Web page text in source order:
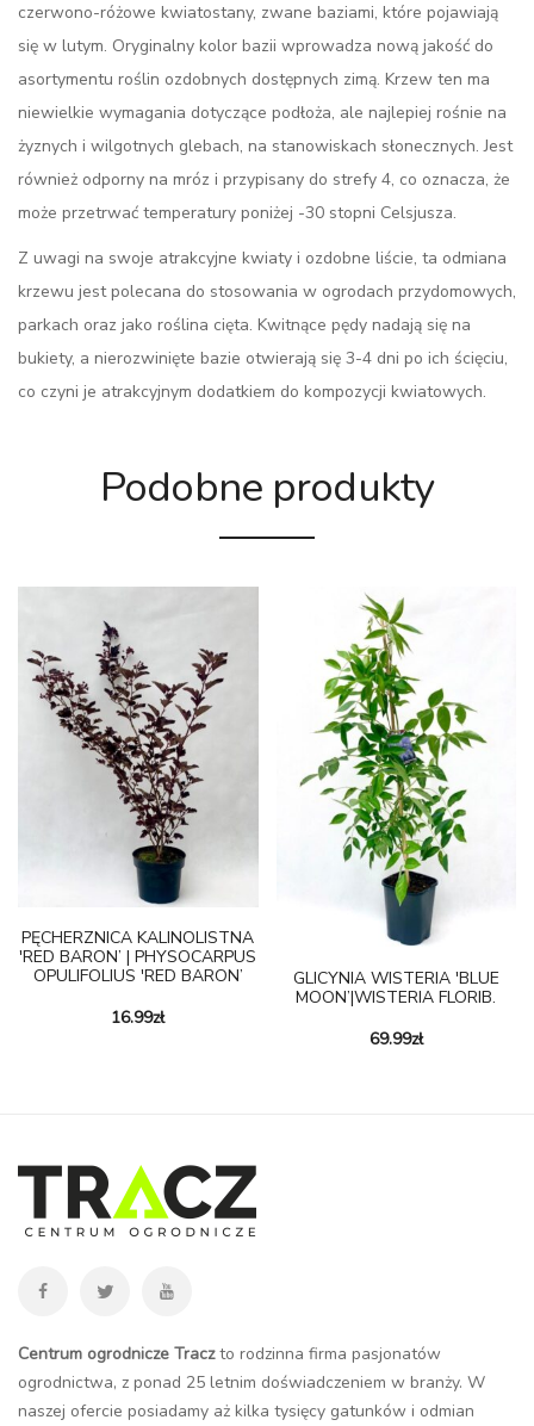
czerwono-różowe kwiatostany, zwane baziami, które pojawiają
się w lutym. Oryginalny kolor bazii wprowadza nową jakość do
asortymentu roślin ozdobnych dostępnych zimą. Krzew ten ma
niewielkie wymagania dotyczące podłoża, ale najlepiej rośnie na
żyznych i wilgotnych glebach, na stanowiskach słonecznych. Jest
również odporny na mróz i przypisany do strefy 4, co oznacza, że
może przetrwać temperatury poniżej -30 stopni Celsjusza.
Z uwagi na swoje atrakcyjne kwiaty i ozdobne liście, ta odmiana
krzewu jest polecana do stosowania w ogrodach przydomowych,
parkach oraz jako roślina cięta. Kwitnące pędy nadają się na
bukiety, a nierozwinięte bazie otwierają się 3-4 dni po ich ścięciu,
co czyni je atrakcyjnym dodatkiem do kompozycji kwiatowych.
Podobne produkty
PĘCHERZNICA KALINOLISTNA
'RED BARON’ | PHYSOCARPUS
OPULIFOLIUS 'RED BARON’
16.99zł
GLICYNIA WISTERIA 'BLUE
MOON’|WISTERIA FLORIB.
69.99zł
Centrum ogrodnicze Traczto rodzinna firma pasjonatów
ogrodnictwa, z ponad 25 letnim doświadczeniem w branży. W
naszej ofercie posiadamy aż kilka tysięcy gatunków i odmian